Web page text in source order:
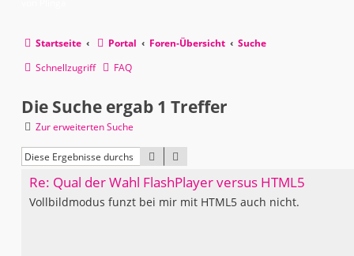
Startseite Portal Foren-Übersicht
Suche
Schnellzugriff
FAQ
Die Suche ergab 1 Treffer
Zur erweiterten Suche
SUCHE
Re: Qual der Wahl FlashPlayer versus HTML5
Vollbildmodus funzt bei mir mit HTML5 auch nicht.